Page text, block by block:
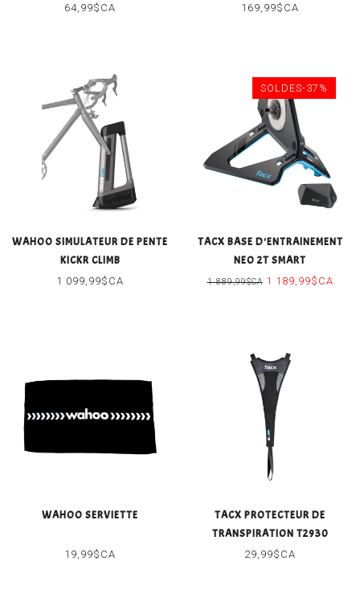
64,99$CA 169,99$CA
WAHOO SIMULATEUR DE PENTE
KICKR CLIMB
1 099,99$CA
SOLDES-37%
TACX BASE D'ENTRAINEMENT
NEO 2T SMART
1 889,99$CA1 189,99$CA
WAHOO SERVIETTE
19,99$CA
TACX PROTECTEUR DE
TRANSPIRATION T2930
29,99$CA